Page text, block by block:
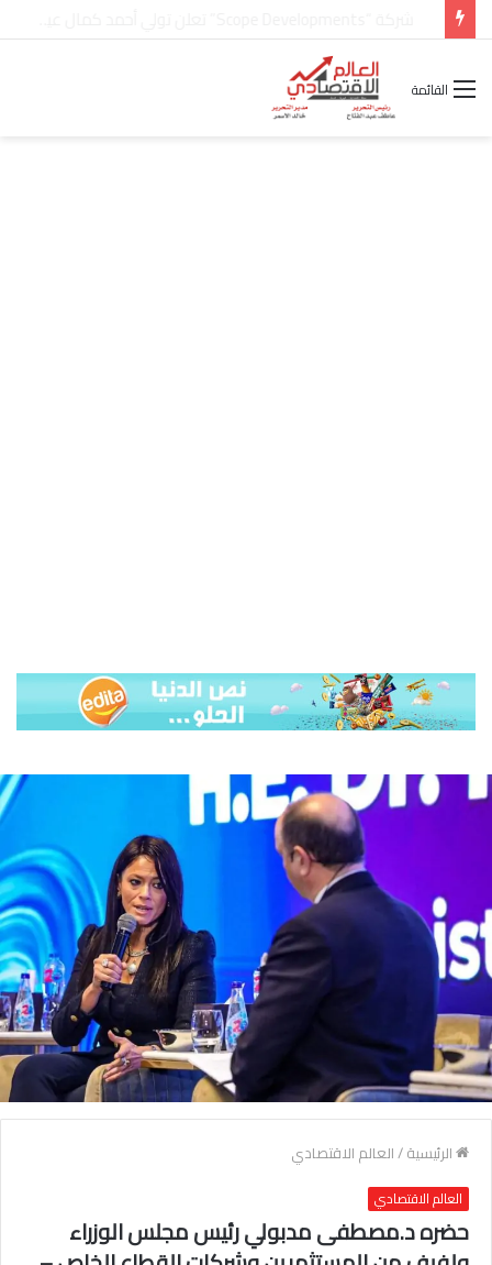
القائمة
الرئيسية/العالم الاقتصادي
العالم الاقتصادي
حضره د.مصطفى مدبولي رئيس مجلس الوزراء